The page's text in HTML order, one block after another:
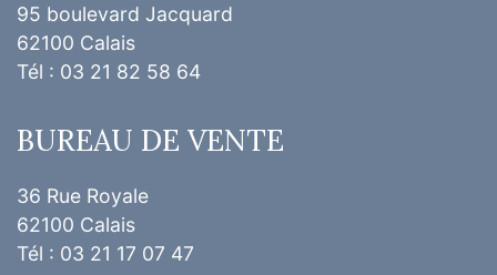
95 boulevard Jacquard
62100 Calais
Tél : 03 21 82 58 64
BUREAU DE VENTE
36 Rue Royale
62100 Calais
Tél : 03 21 17 07 47